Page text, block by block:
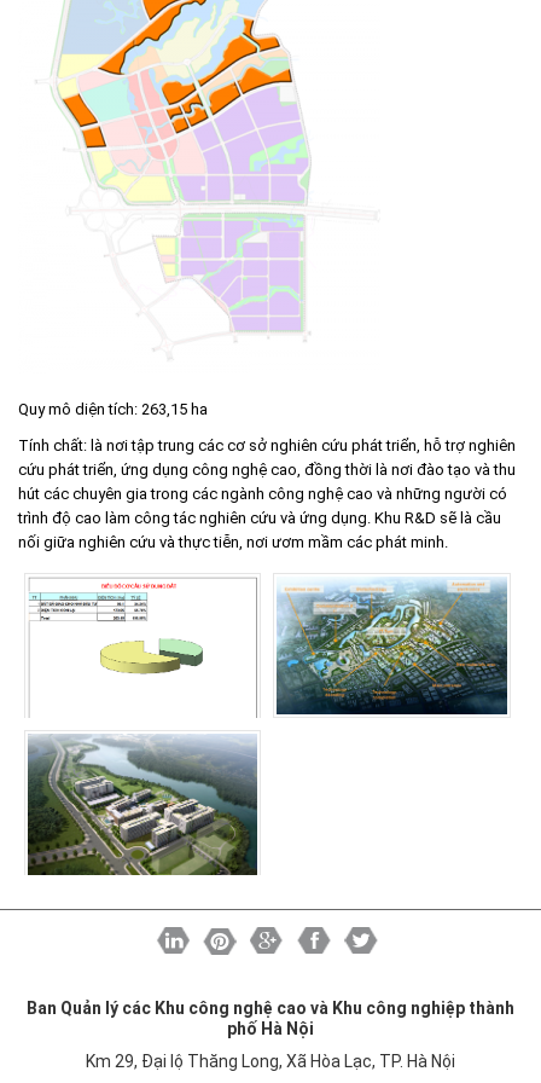
Môi trường
Quy hoạch - Xây dựng
Ưu đãi đầu tư
Công nghệ và Sản phẩm
Văn bản khác
Quy mô diện tích: 263,15 ha
Tính chất: là nơi tập trung các cơ sở nghiên cứu phát triển, hỗ trợ nghiên
cứu phát triển, ứng dụng công nghệ cao, đồng thời là nơi đào tạo và thu
hút các chuyên gia trong các ngành công nghệ cao và những người có
trình độ cao làm công tác nghiên cứu và ứng dụng. Khu R&D sẽ là cầu
nối giữa nghiên cứu và thực tiễn, nơi ươm mầm các phát minh.
Ban Quản lý các Khu công nghệ cao và Khu công nghiệp thành
phố Hà Nội
Km 29, Đại lộ Thăng Long, Xã Hòa Lạc, TP. Hà Nội